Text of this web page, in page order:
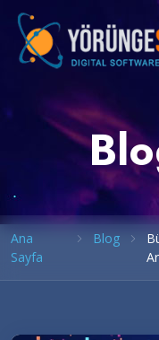
Ana
Sayfa
Blog